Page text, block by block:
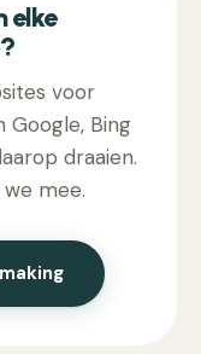
elke
voor
Google, Bing
draaien.
mee.